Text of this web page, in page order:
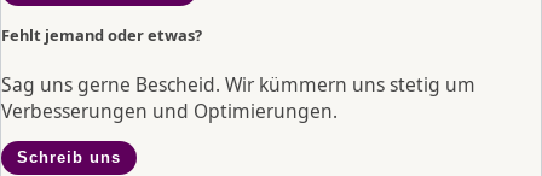
Fehlt jemand oder etwas?
Sag uns gerne Bescheid. Wir kümmern uns stetig um
Verbesserungen und Optimierungen.
Schreib uns